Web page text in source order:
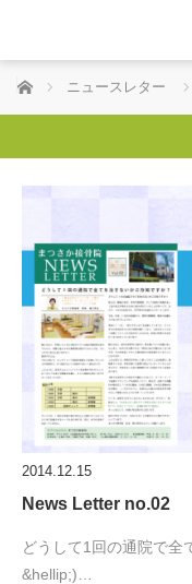
ホーム ニュースレター
2014.12.15
News Letter no.02
どうして1回の通院で全
&hellip;)…